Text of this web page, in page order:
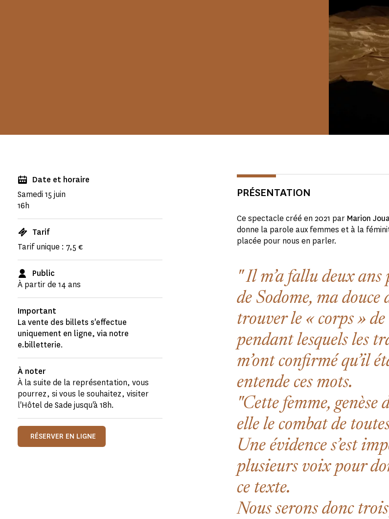
Date et horaire
Samedi 15 juin
16h
Tarif
Tarif unique : 7,5 €
Public
À partir de 14 ans
Important
La vente des billets s'effectue
uniquement en ligne, via notre
e.billetterie.
À noter
À la suite de la représentation, vous
pourrez, si vous le souhaitez, visiter
l'Hôtel de Sade jusqu'à 18h.
RÉSERVER EN LIGNE
PRÉSENTATION
Ce spectacle créé en 2021 par Marion
donne la parole aux femmes et à la
placée pour nous en parler.
Il m’a fallu deux
de Sodome, ma
trouver le « corps »
pendant lesquels les
m’ont confirmé qu’il
entende ces mots.
"Cette femme, genèse
elle le combat de
Une évidence s’est
plusieurs voix pour
ce texte.
Nous serons donc